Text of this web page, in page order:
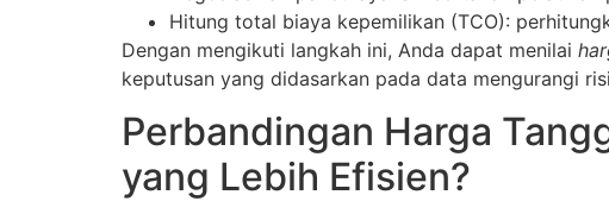
Hitung total biaya kepemilikan (TCO):
Dengan mengikuti langkah ini, Anda dapat menilai
keputusan yang didasarkan pada data mengurangi
Perbandingan Harga
yang Lebih Efisien?